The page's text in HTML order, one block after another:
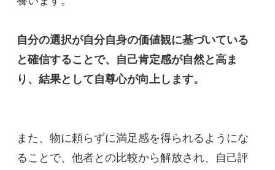
自分の選択が自分自身の価値観に基づいている
と確信することで、自己肯定感が自然と高ま
り、結果として自尊心が向上します。
また、物に頼らずに満足感を得られるようにな
ることで、他者との比較から解放され、自己評